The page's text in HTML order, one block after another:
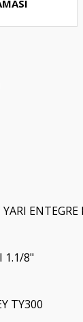
ENTEGRE
1.1/8"
TY300